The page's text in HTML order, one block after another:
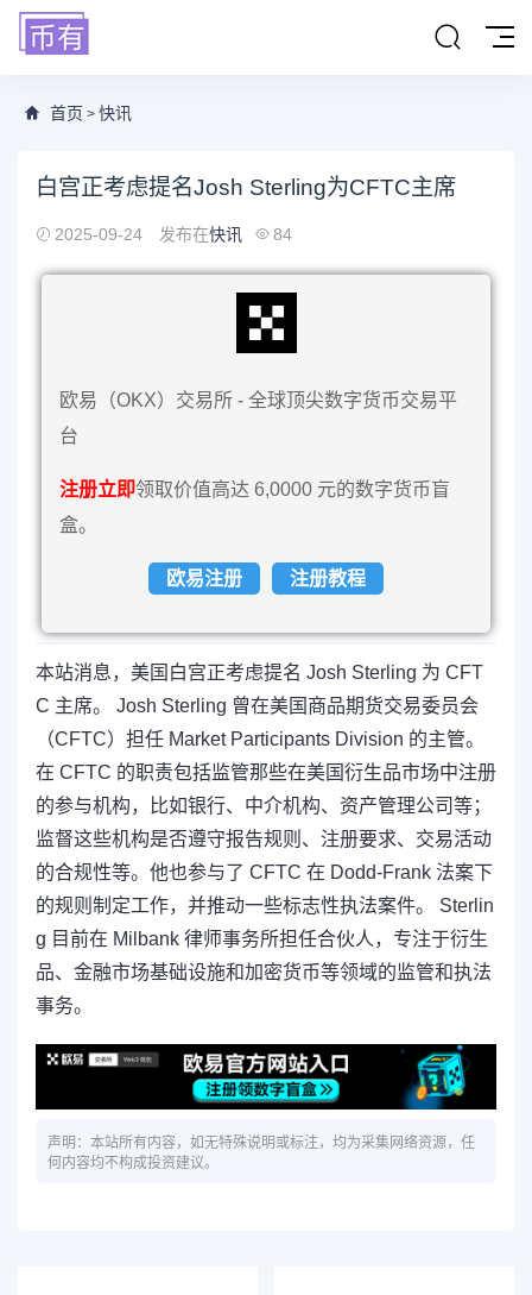
首页 > 快讯
白宫正考虑提名Josh Sterling为CFTC主席
2025-09-24 发布在快讯 84
欧易（OKX）交易所 - 全球顶尖数字货币交易平
台
注册立即领取价值高达 6,0000 元的数字货币盲
盒。
欧易注册 注册教程
本站消息，美国白宫正考虑提名 Josh Sterling 为 CFT
C 主席。 Josh Sterling 曾在美国商品期货交易委员会
（CFTC）担任 Market Participants Division 的主管。
在 CFTC 的职责包括监管那些在美国衍生品市场中注册
的参与机构，比如银行、中介机构、资产管理公司等；
监督这些机构是否遵守报告规则、注册要求、交易活动
的合规性等。他也参与了 CFTC 在 Dodd-Frank 法案下
的规则制定工作，并推动一些标志性执法案件。 Sterlin
g 目前在 Milbank 律师事务所担任合伙人，专注于衍生
品、金融市场基础设施和加密货币等领域的监管和执法
事务。
声明：本站所有内容，如无特殊说明或标注，均为采集网络资源，任
何内容均不构成投资建议。